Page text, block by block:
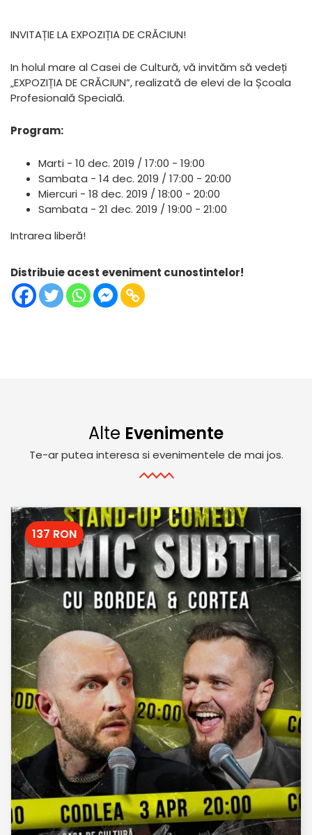
INVITAȚIE LA EXPOZIȚIA DE CRĂCIUN!
In holul mare al Casei de Cultură, vă invităm să vedeți
„EXPOZIȚIA DE CRĂCIUN”, realizată de elevi de la Școala
Profesională Specială.
Program:
Marti - 10 dec. 2019 / 17:00 - 19:00
Sambata - 14 dec. 2019 / 17:00 - 20:00
Miercuri - 18 dec. 2019 / 18:00 - 20:00
Sambata - 21 dec. 2019 / 19:00 - 21:00
Intrarea liberă!
Distribuie acest eveniment cunostintelor!
Alte Evenimente
Te-ar putea interesa si evenimentele de mai jos.
137 RON